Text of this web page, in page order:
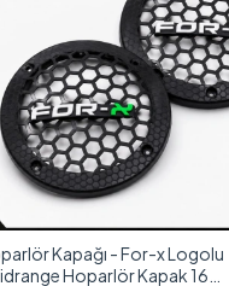
Kapağı - For-x Logolu
Hoparlör Kapak 16